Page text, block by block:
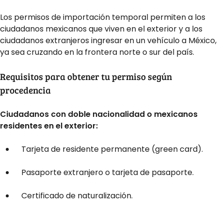
Los permisos de importación temporal permiten a los
ciudadanos mexicanos que viven en el exterior y a los
ciudadanos extranjeros ingresar en un vehículo a México,
ya sea cruzando en la frontera norte o sur del país.
Requisitos para obtener tu permiso según
procedencia
Ciudadanos con doble nacionalidad o mexicanos
residentes en el exterior:
Tarjeta de residente permanente (green card).
Pasaporte extranjero o tarjeta de pasaporte.
Certificado de naturalización.